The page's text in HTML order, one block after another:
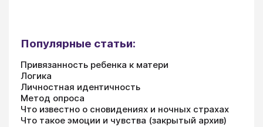
Популярные статьи:
Привязанность ребенка к матери
Логика
Личностная идентичность
Метод опроса
Что известно о сновидениях и ночных страхах
Что такое эмоции и чувства (закрытый архив)